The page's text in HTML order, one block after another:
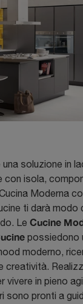
soluzione in
con isola,
Moderna
ti darà modo
Le Cucine
possiedono
moderno,
creatività.
vivere in pieno
sono pronti a